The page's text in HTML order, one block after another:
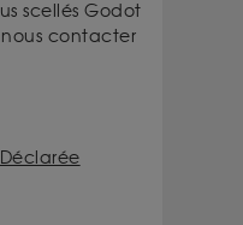
scellés Godot
nous contacter